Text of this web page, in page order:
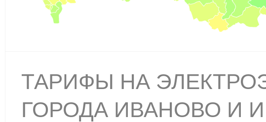
ТАРИФЫ НА
ГОРОДА ИВАНОВО И